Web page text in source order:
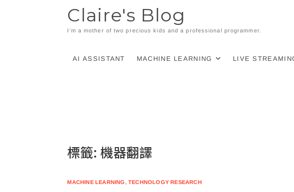
Claire's Blog
I'm a mother of two precious kids and a professional programmer.
AI ASSISTANT MACHINE LEARNING LIVE
標籤: 機器翻譯
MACHINE LEARNING ,TECHNOLOGY RESEARCH